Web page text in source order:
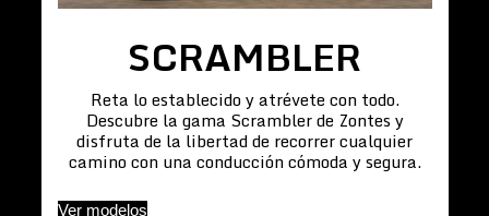
SCRAMBLER
Reta lo establecido y atrévete con todo.
Descubre la gama Scrambler de Zontes y
disfruta de la libertad de recorrer cualquier
camino con una conducción cómoda y segura.
Ver modelos